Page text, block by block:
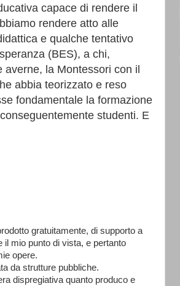
capace di rendere il
rendere atto alle
e qualche tentativo
(BES), a chi,
la Montessori con il
abbia teorizzato e reso
fondamentale la formazione
studenti. E
gratuitamente, di supporto a
il mio punto di vista, e pertanto
opere.
da strutture pubbliche.
dispregiativa quanto produco e